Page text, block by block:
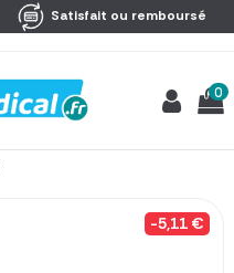
Satisfait ou remboursé
0
-5,11 €